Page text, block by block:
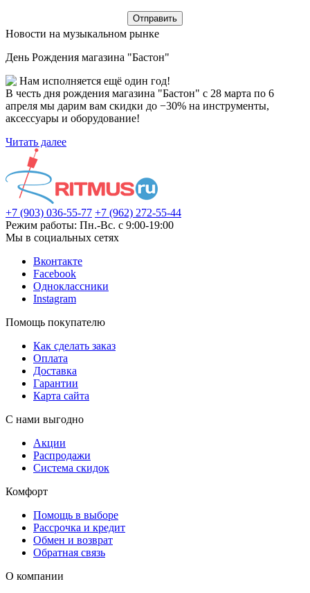
Новости на музыкальном рынке
День Рождения магазина "Бастон"
Нам исполняется ещё один год!
В честь дня рождения магазина "Бастон" с 28 марта по 6
апреля мы дарим вам скидки до −30% на инструменты,
аксессуары и оборудование!
Читать далее
+7 (903) 036-55-77 +7 (962) 272-55-44
Режим работы: Пн.-Вс. с 9:00-19:00
Мы в социальных сетях
Вконтакте
Facebook
Одноклассники
Instagram
Помощь покупателю
Как сделать заказ
Оплата
Доставка
Гарантии
Карта сайта
С нами выгодно
Акции
Распродажи
Система скидок
Комфорт
Помощь в выборе
Рассрочка и кредит
Обмен и возврат
Обратная связь
О компании